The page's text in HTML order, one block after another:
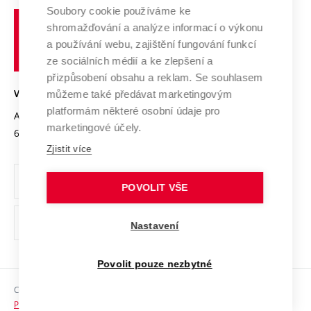
Výzkumné infrastruktury
Transfer znalostí
Open Science
Projekty
Projekty ze strukturálních fondů
Specifický výzkum
Spolupráce se školami
Služby univerzity
Mezinárodní dohody
Univerzitní sítě
Profil univerzity
Udržitelná univerzita
Podnikavá univerzita / ContriBUTe
Bezpečná univerzita
Vyznamenání
Organizační struktura
Ochrana osobních údajů
odkaz)
Sociální bezpečí
učení
technické
VYSOKÉ UČENÍ TECHNICKÉ V BRNĚ
Antonínská 548/1
602 00 Brno
www.vut.cz
vut@vutbr.cz
Copyright © 2026 VUT
Prohlášení o přístupnosti
Soubory cookie používáme ke
shromažďování a analýze informací o výkonu
a používání webu, zajištění fungování funkcí
ze sociálních médií a ke zlepšení a
přizpůsobení obsahu a reklam. Se souhlasem
můžeme také předávat marketingovým
platformám některé osobní údaje pro
marketingové účely.
Zjistit více
POVOLIT VŠE
Nastavení
Povolit pouze nezbytné